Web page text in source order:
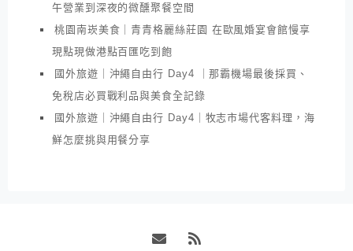
午營業到深夜的微醺聚餐空間
桃園南崁美食｜青青格麗絲莊園 在歐風婚宴會館慢享
現點現做港點百匯吃到飽
國外旅遊｜沖繩自由行 Day4 ｜那霸機場最後採買、
免稅店必買戰利品與美食全記錄
國外旅遊｜沖繩自由行 Day4｜牧志市場代客料理，海
鮮怎麼挑與用餐分享